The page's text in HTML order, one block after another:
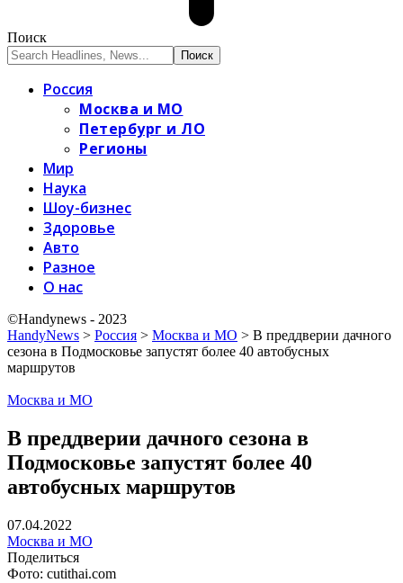
Поиск
Россия
Москва и МО
Петербург и ЛО
Регионы
Мир
Наука
Шоу-бизнес
Здоровье
Авто
Разное
О нас
©Handynews - 2023
HandyNews > Россия > Москва и МО > В преддверии дачного
сезона в Подмосковье запустят более 40 автобусных
маршрутов
Москва и МО
В преддверии дачного сезона в
Подмосковье запустят более 40
автобусных маршрутов
07.04.2022
Москва и МО
Поделиться
Фото: cutithai.com